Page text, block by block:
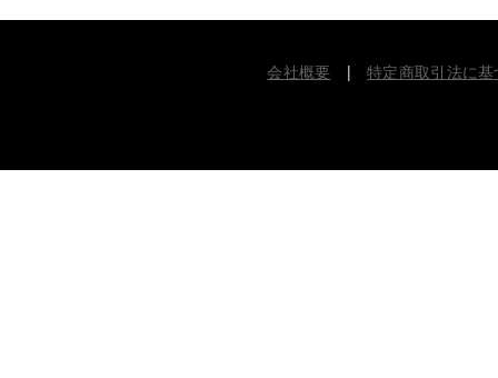
会社概要 |特定商取引法に